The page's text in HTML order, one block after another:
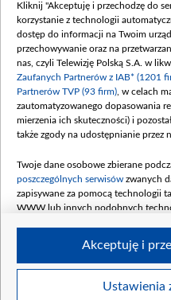
(wpłata wrzesień
mln, listopad 265
Dofinansowanie 48
Data podpisania
(wpłata grudzień
Dofinansowanie 900
Data podpisania
kwiecień 180 mln, 7
czerwca 90 mln)
Dofinansowanie 250
4 sierpnia 250 mln
Kliknij "Akceptuję i przechodzę do
korzystanie z technologii
dostęp do informacji na Twoim
przechowywanie oraz na
nas, czyli Telewizję Polską S.A. w
Zaufanych Partnerów z IAB* (1201
Partnerów TVP (93 firm) , w celach
zautomatyzowanego dopasowania
mierzenia ich skuteczności) i
także zgody na udostępnianie przez
Twoje dane osobowe zbierane
poszczególnych serwisów zwanych
zapisywane za pomocą technologii
WWW lub innych podobnych
Twoje dane osobowe zbierane
Ustawienia
Akceptuję i